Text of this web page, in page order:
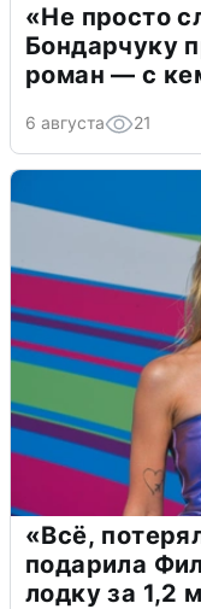
«Не просто
Бондарчуку
роман — с
6 августа 21
«Всё,
подарила
лодку за 1,2